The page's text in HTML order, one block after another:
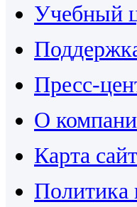
Учебный
Пресс-
О
Карта
Политика